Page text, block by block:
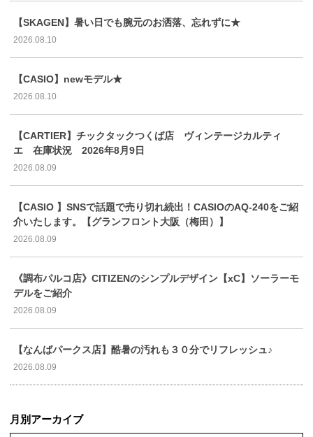
【SKAGEN】暑い日でも腕元のお洒落、忘れずに★
2026.08.10
【CASIO】newモデル★
2026.08.10
【CARTIER】チックタックつくば店 ヴィンテージカルティ
エ 在庫状況 2026年8月9日
2026.08.09
【CASIO 】SNSで話題で売り切れ続出！CASIOのAQ-240をご紹
介いたします。【グランフロント大阪（梅田）】
2026.08.09
《調布パルコ店》CITIZENのシンプルデザイン【xC】ソーラーモ
デルをご紹介
2026.08.09
【なんばパークス店】酷暑の汚れも３０分でリフレッシュ♪
2026.08.09
月別アーカイブ